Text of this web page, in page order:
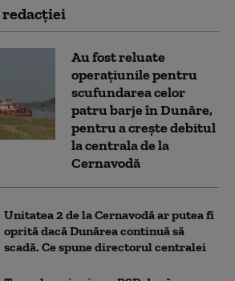
redacţiei
Au fost reluate
operațiunile pentru
scufundarea celor
patru barje în Dunăre,
pentru a crește debitul
la centrala de la
Cernavodă
Unitatea 2 de la Cernavodă ar putea fi
oprită dacă Dunărea continuă să
scadă. Ce spune directorul centralei